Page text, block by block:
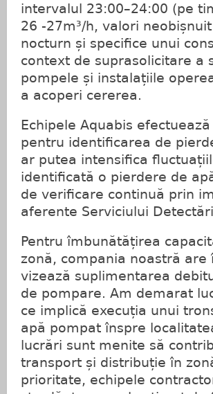
intervalul 23:00–24:00 (pe
26 -27m³/h, valori
nocturn și specifice unui
context de suprasolicitare a
pompele și instalațiile
a acoperi cererea.
Echipele Aquabis
pentru identificarea de
ar putea intensifica
identificată o pierdere de
de verificare continuă prin
aferente Serviciului
Pentru îmbunătățirea
zonă, compania noastră
vizează suplimentarea
de pompare. Am demarat
ce implică execuția unui
apă pompat înspre
lucrări sunt menite să
transport și distribuție în
prioritate, echipele